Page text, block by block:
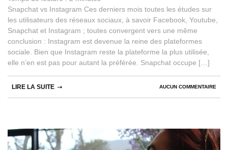
Snapchat vs Instagram Ces derniers mois toutes les études sur
les utilisateurs des réseaux sociaux, à savoir Facebook, Youtube,
Snapchat et Instagram ; toutes convergent vers une même
conclusion : Instagram est devenue la reine des plateformes
sociale. Bien que Instagram reste la plateforme la plus utilisée,
elle n’en est pas pour autant la préférée. Snapchat occupe […]
AUCUN COMMENTAIRE
LIRE LA SUITE